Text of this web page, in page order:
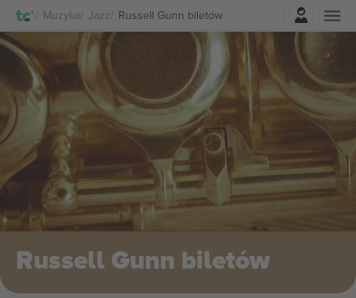
Muzyka Jazz Russell Gunn biletów
Zaloguj sie
Russell Gunn biletów